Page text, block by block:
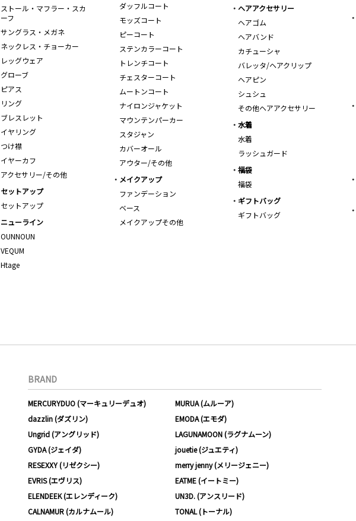
ダッフルコート
モッズコート
ピーコート
ステンカラーコート
トレンチコート
チェスターコート
ムートンコート
ナイロンジャケット
マウンテンパーカー
スタジャン
カバーオール
アウター/その他
ストール・マフラー・スカ
ーフ
サングラス・メガネ
ネックレス・チョーカー
レッグウェア
グローブ
ピアス
リング
ブレスレット
イヤリング
つけ襟
イヤーカフ
アクセサリー/その他
ヘアアクセサリー
ヘアゴム
ヘアバンド
カチューシャ
バレッタ/ヘアクリップ
ヘアピン
シュシュ
その他ヘアアクセサリー
水着
水着
ラッシュガード
福袋
福袋
メイクアップ
ファンデーション
ベース
メイクアップその他
セットアップ
セットアップ
ギフトバッグ
ギフトバッグ
ニューライン
OUNNOUN
VEQUM
Htage
BRAND
MERCURYDUO (マーキュリーデュオ)
MURUA (ムルーア)
dazzlin (ダズリン)
EMODA (エモダ)
Ungrid (アングリッド)
LAGUNAMOON (ラグナムーン)
GYDA (ジェイダ)
jouetie (ジュエティ)
RESEXXY (リゼクシー)
merry jenny (メリージェニー)
EVRIS (エヴリス)
EATME (イートミー)
ELENDEEK (エレンディーク)
UN3D. (アンスリード)
CALNAMUR (カルナムール)
TONAL (トーナル)